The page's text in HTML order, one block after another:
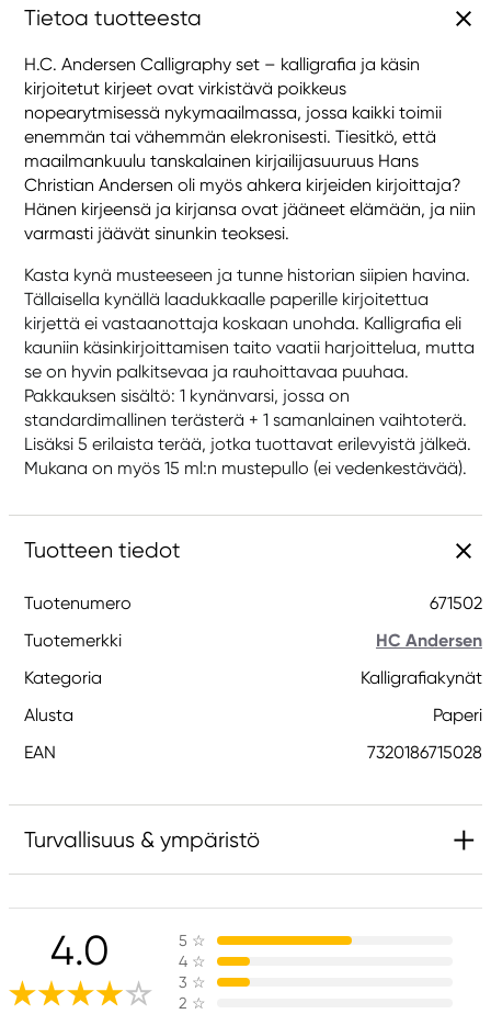
Tietoa tuotteesta
H.C. Andersen Calligraphy set – kalligrafia ja käsin
kirjoitetut kirjeet ovat virkistävä poikkeus
nopearytmisessä nykymaailmassa, jossa kaikki toimii
enemmän tai vähemmän elekronisesti. Tiesitkö, että
maailmankuulu tanskalainen kirjailijasuuruus Hans
Christian Andersen oli myös ahkera kirjeiden kirjoittaja?
Hänen kirjeensä ja kirjansa ovat jääneet elämään, ja niin
varmasti jäävät sinunkin teoksesi.
Kasta kynä musteeseen ja tunne historian siipien havina.
Tällaisella kynällä laadukkaalle paperille kirjoitettua
kirjettä ei vastaanottaja koskaan unohda. Kalligrafia eli
kauniin käsinkirjoittamisen taito vaatii harjoittelua, mutta
se on hyvin palkitsevaa ja rauhoittavaa puuhaa.
Pakkauksen sisältö: 1 kynänvarsi, jossa on
standardimallinen terästerä + 1 samanlainen vaihtoterä.
Lisäksi 5 erilaista terää, jotka tuottavat erilevyistä jälkeä.
Mukana on myös 15 ml:n mustepullo (ei vedenkestävää).
Tuotteen tiedot
Tuotenumero
671502
Tuotemerkki
HC Andersen
Kategoria
Kalligrafiakynät
Alusta
Paperi
EAN
7320186715028
Turvallisuus & ympäristö
Vastuullinen EU
HC Andersen
KAMretail A/S
Borgergade 28 A
4.0 5 ☆
4 ☆
3 ☆
2 ☆